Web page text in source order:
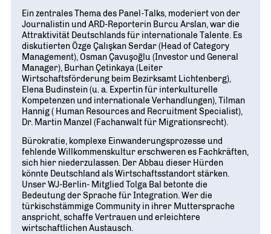
Ein zentrales Thema des Panel-Talks, moderiert von der
Journalistin und ARD-Reporterin Burcu Arslan, war die
Attraktivität Deutschlands für internationale Talente. Es
diskutierten Özge Çalışkan Serdar (Head of Category
Management), Osman Çavuşoğlu (Investor und General
Manager), Burhan Çetinkaya (Leiter
Wirtschaftsförderung beim Bezirksamt Lichtenberg),
Elena Budinstein (u. a. Expertin für interkulturelle
Kompetenzen und internationale Verhandlungen), Tilman
Hannig ( Human Resources and Recruitment Specialist),
Dr. Martin Manzel (Fachanwalt für Migrationsrecht).
Bürokratie, komplexe Einwanderungsprozesse und
fehlende Willkommenskultur erschweren es Fachkräften,
sich hier niederzulassen. Der Abbau dieser Hürden
könnte Deutschland als Wirtschaftsstandort stärken.
Unser WJ-Berlin- Mitglied Tolga Bal betonte die
Bedeutung der Sprache für Integration. Wer die
türkischstämmige Community in ihrer Muttersprache
anspricht, schaffe Vertrauen und erleichtere
wirtschaftlichen Austausch.